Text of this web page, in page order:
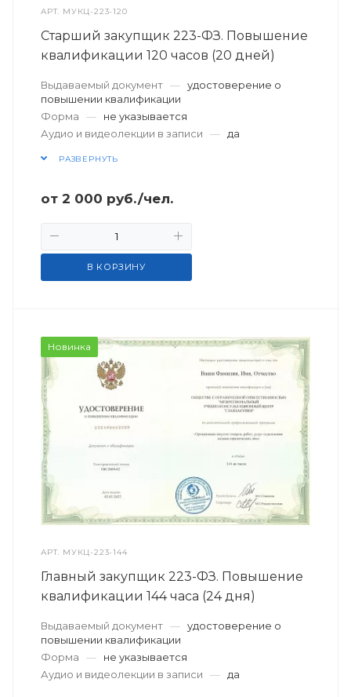
АРТ. МУКЦ-223-120
Старший закупщик 223-ФЗ. Повышение
квалификации 120 часов (20 дней)
Выдаваемый документ — удостоверение о
повышении квалификации
Форма
—
не указывается
Аудио и видеолекции в записи
— да
РАЗВЕРНУТЬ
от 2 000 руб./чел.
В КОРЗИНУ
Новинка
АРТ. МУКЦ-223-144
Главный закупщик 223-ФЗ. Повышение
квалификации 144 часа (24 дня)
Выдаваемый документ — удостоверение о
повышении квалификации
Форма
—
не указывается
Аудио и видеолекции в записи
— да